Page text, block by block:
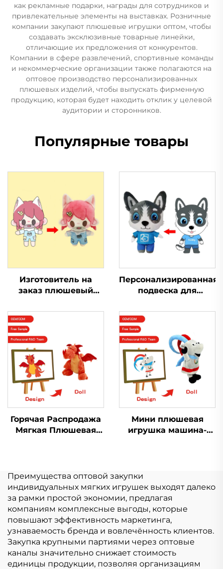
как рекламные подарки, награды для сотрудников и
привлекательные элементы на выставках. Розничные
компании закупают плюшевые игрушки оптом, чтобы
создавать эксклюзивные товарные линейки,
отличающие их предложения от конкурентов.
Компании в сфере развлечений, спортивные команды
и некоммерческие организации также полагаются на
оптовое производство персонализированных
плюшевых изделий, чтобы выпускать фирменную
продукцию, которая будет находить отклик у целевой
аудитории и сторонников.
Популярные товары
Изготовитель на
заказ плюшевый
для младенцев
мягкая игрушка
чучело животного
Kpop на заказ
плюшевая кукла
Персонализированная
подвеска для
дыхания,
изготовленная на
заказ, плюшевая
тряпичная кукла
Горячая Распродажа
Мягкая Плюшевая
Индивидуальный
Логотип Мягкая
Плюшевая Игрушка
Настроить
Мини плюшевая
игрушка машина-
кролик, кошка,
настраиваемый
плюшевый брелок
Преимущества оптовой закупки
индивидуальных мягких игрушек выходят далеко
за рамки простой экономии, предлагая
компаниям комплексные выгоды, которые
повышают эффективность маркетинга,
узнаваемость бренда и вовлечённость клиентов.
Закупка крупными партиями через оптовые
каналы значительно снижает стоимость
единицы продукции, позволяя организациям